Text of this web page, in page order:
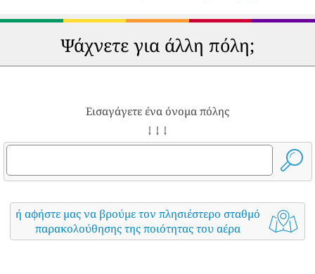
Ψάχνετε για άλλη πόλη;
Εισαγάγετε ένα όνομα πόλης
↓ ↓ ↓
ή αφήστε μας να βρούμε τον πλησιέστερο σταθμό
παρακολούθησης της ποιότητας του αέρα